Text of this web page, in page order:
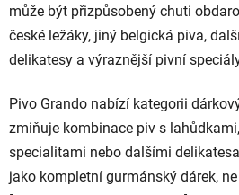
může být přizpůsobený chuti
české ležáky, jiný belgická piva,
delikatesy a výraznější pivní
Pivo Grando nabízí kategorii
zmiňuje kombinace piv s
specialitami nebo dalšími
jako kompletní gurmánský dárek,